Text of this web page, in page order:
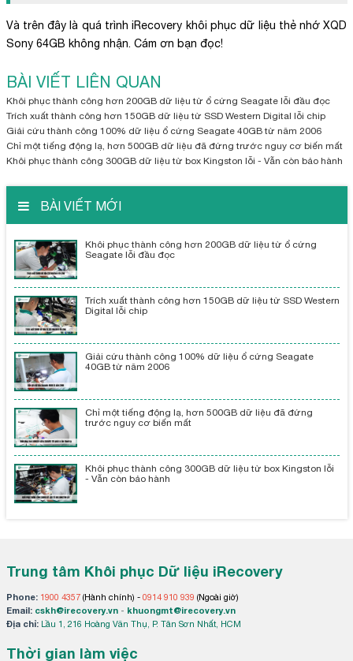
Và trên đây là quá trình iRecovery khôi phục dữ liệu thẻ nhớ XQD
Sony 64GB không nhận. Cám ơn bạn đọc!
BÀI VIẾT LIÊN QUAN
Khôi phục thành công hơn 200GB dữ liệu từ ổ cứng Seagate lỗi đầu đọc
Trích xuất thành công hơn 150GB dữ liệu từ SSD Western Digital lỗi chip
Giải cứu thành công 100% dữ liệu ổ cứng Seagate 40GB từ năm 2006
Chỉ một tiếng động lạ, hơn 500GB dữ liệu đã đứng trước nguy cơ biến mất
Khôi phục thành công 300GB dữ liệu từ box Kingston lỗi - Vẫn còn bảo hành
BÀI VIẾT MỚI
Khôi phục thành công hơn 200GB dữ liệu từ ổ cứng
Seagate lỗi đầu đọc
Trích xuất thành công hơn 150GB dữ liệu từ SSD Western
Digital lỗi chip
Giải cứu thành công 100% dữ liệu ổ cứng Seagate
40GB từ năm 2006
Chỉ một tiếng động lạ, hơn 500GB dữ liệu đã đứng
trước nguy cơ biến mất
Khôi phục thành công 300GB dữ liệu từ box Kingston lỗi
- Vẫn còn bảo hành
Trung tâm Khôi phục Dữ liệu iRecovery
Phone: 1900 4357(Hành chính) - 0914 910 939 (Ngoài giờ)
Email: cskh@irecovery.vn- khuongmt@irecovery.vn
Địa chỉ: Lầu 1, 216 Hoàng Văn Thụ, P. Tân Sơn Nhất, HCM
Thời gian làm việc